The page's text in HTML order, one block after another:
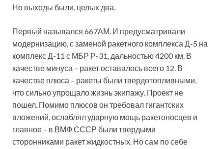
Но выходы были, целых два.
Первый назывался 667АМ. И предусматривали
модернизацию, с заменой ракетного комплекса Д-5 на
комплекс Д-11 с МБР Р-31, дальностью 4200 км. В
качестве минуса – ракет оставалось всего 12. В
качестве плюса – ракеты были твердотопливными,
что сильно упрощало жизнь экипажу. Проект не
пошел. Помимо плюсов он требовал гигантских
вложений, ослаблял ударную мощь ракетоносцев и
главное – в ВМФ СССР были твердыми
сторонниками ракет жидкостных. Но сам по себе